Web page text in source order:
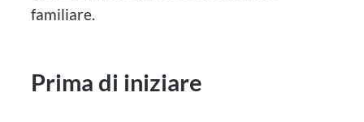
familiare.
Prima di iniziare